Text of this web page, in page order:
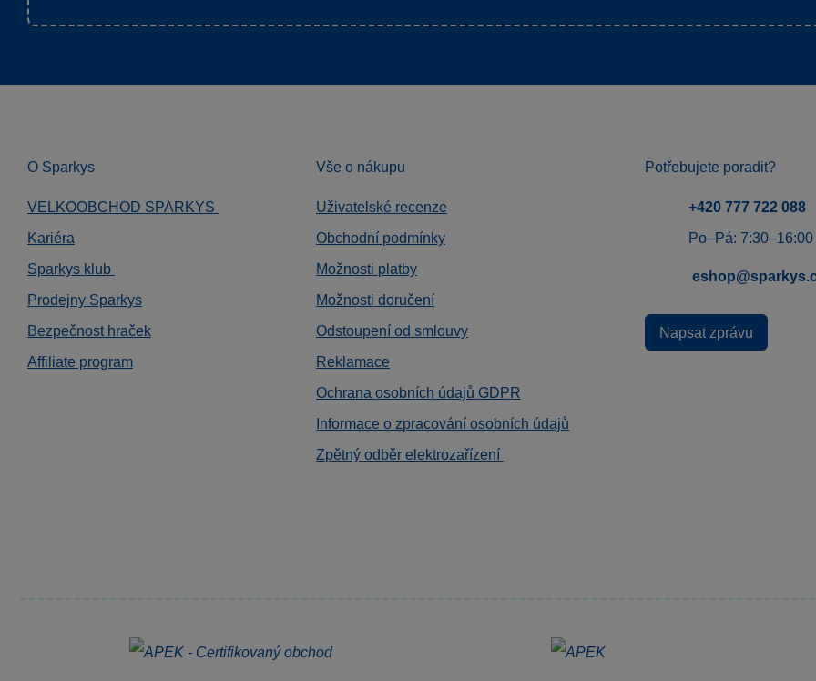
O Sparkys
VELKOOBCHOD SPARKYS
Kariéra
Sparkys klub
Prodejny Sparkys
Bezpečnost hraček
Affiliate program
Vše o nákupu
Uživatelské recenze
Obchodní podmínky
Možnosti platby
Možnosti doručení
Odstoupení od smlouvy
Reklamace
Ochrana osobních údajů GDPR
Informace o zpracování osobních údajů
Zpětný odběr elektrozařízení
Potřebujete poradit?
+420 777 722 088
Po–Pá: 7:30–16:00
Napsat zprávu